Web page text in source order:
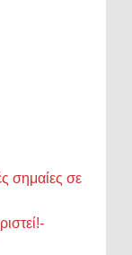
σημαίες σε